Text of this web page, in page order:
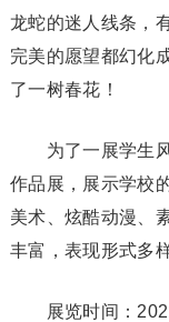
龙蛇的迷人线条，
完美的愿望都幻化
了一树春花！
为了一展学生风
作品展，展示学校
美术、炫酷动漫、
丰富，表现形式多
展览时间：